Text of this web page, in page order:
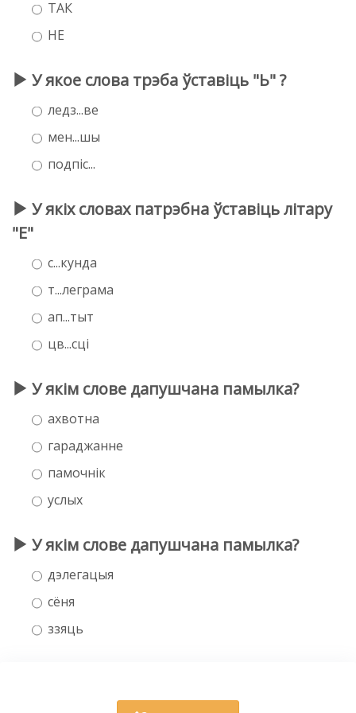
ТАК
НЕ
У якое слова трэба ўставіць "Ь" ?
ледз...ве
мен...шы
подпіс...
У якіх словах патрэбна ўставіць літару
"Е"
с...кунда
т...леграма
ап...тыт
цв...сці
У якім слове дапушчана памылка?
ахвотна
гараджанне
памочнік
услых
У якім слове дапушчана памылка?
дэлегацыя
сёня
ззяць